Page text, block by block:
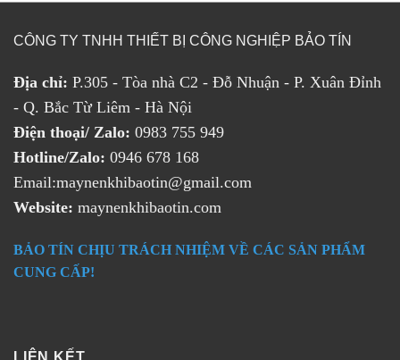
CÔNG TY TNHH THIẾT BỊ CÔNG NGHIỆP BẢO TÍN
Địa chỉ: P.305 - Tòa nhà C2 - Đỗ Nhuận - P. Xuân Đỉnh
- Q. Bắc Từ Liêm - Hà Nội
Điện thoại/ Zalo: 0983 755 949
Hotline/Zalo: 0946 678 168
Email:maynenkhibaotin@gmail.com
Website: maynenkhibaotin.com
BẢO TÍN CHỊU TRÁCH NHIỆM VỀ CÁC SẢN PHẨM
CUNG CẤP!
LIÊN KẾT